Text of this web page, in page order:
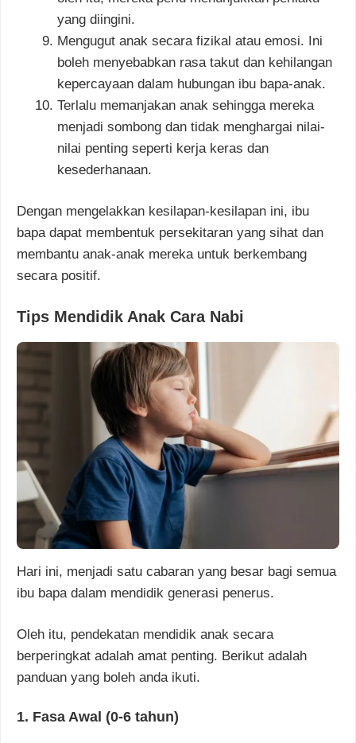
yang diingini.
Mengugut anak secara fizikal atau emosi. Ini
boleh menyebabkan rasa takut dan kehilangan
kepercayaan dalam hubungan ibu bapa-anak.
Terlalu memanjakan anak sehingga mereka
menjadi sombong dan tidak menghargai nilai-
nilai penting seperti kerja keras dan
kesederhanaan.
Dengan mengelakkan kesilapan-kesilapan ini, ibu
bapa dapat membentuk persekitaran yang sihat dan
membantu anak-anak mereka untuk berkembang
secara positif.
Tips Mendidik Anak Cara Nabi
Hari ini, menjadi satu cabaran yang besar bagi semua
ibu bapa dalam mendidik generasi penerus.
Oleh itu, pendekatan mendidik anak secara
berperingkat adalah amat penting. Berikut adalah
panduan yang boleh anda ikuti.
1. Fasa Awal (0-6 tahun)